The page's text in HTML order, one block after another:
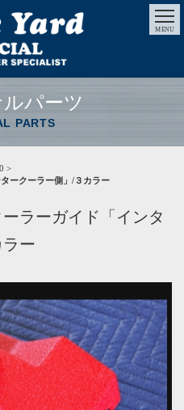
MENU
パーツ
PARTS
>
ークーラー側」/３カラー
ラーガイド「インタ
ー